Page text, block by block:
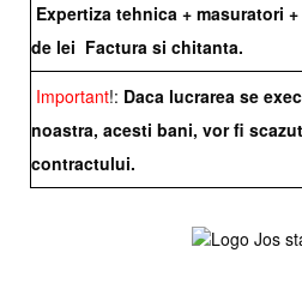
Expertiza tehnica + masuratori
de lei Factura si chitanta.
Important!: Daca lucrarea se
noastra, acesti bani, vor fi
contractului.